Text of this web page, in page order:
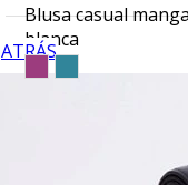
ATRÁS
Blusa casual
blanca